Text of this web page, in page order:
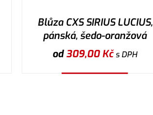
Blůza CXS SIRIUS LUCIUS,
pánská, šedo-oranžová
od309,00Kčs DPH